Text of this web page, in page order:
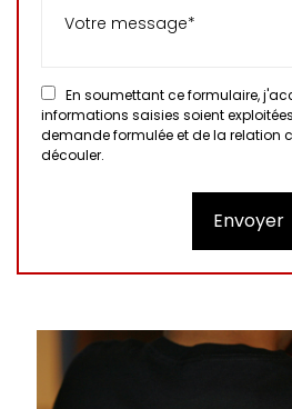
En soumettant ce formulaire,
informations saisies soient
demande formulée et de la relation
découler.